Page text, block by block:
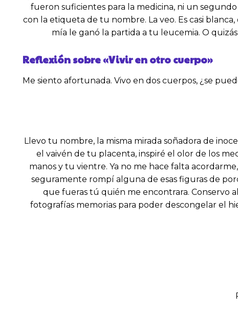
fueron suficientes para la medicina, ni un
con la etiqueta de tu nombre. La veo. Es casi
mía le ganó la partida a tu leucemia. O
Reflexión sobre«Vivir en otro cuerpo»
Me siento afortunada. Vivo en dos cuerpos, ¿se
Llevo tu nombre, la misma mirada soñadora de
el vaivén de tu placenta, inspiré el olor de los
manos y tu vientre. Ya no me hace falta
seguramente rompí alguna de esas figuras de
que fueras tú quién me encontrara. Conservo
fotografías memorias para poder descongelar el